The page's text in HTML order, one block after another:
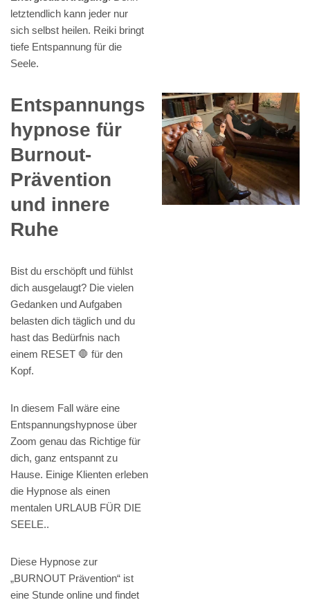
letztendlich kann jeder nur
sich selbst heilen. Reiki bringt
tiefe Entspannung für die
Seele.
Entspannungs
hypnose für
Burnout-
Prävention
und innere
Ruhe
Bist du erschöpft und fühlst
dich ausgelaugt? Die vielen
Gedanken und Aufgaben
belasten dich täglich und du
hast das Bedürfnis nach
einem RESET 🛑 für den
Kopf.
In diesem Fall wäre eine
Entspannungshypnose über
Zoom genau das Richtige für
dich, ganz entspannt zu
Hause. Einige Klienten erleben
die Hypnose als einen
mentalen URLAUB FÜR DIE
SEELE..
Diese Hypnose zur
„BURNOUT Prävention“ ist
eine Stunde online und findet